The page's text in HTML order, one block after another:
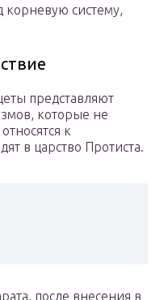
корневую систему,
представляют
которые не
к
в царство Протиста.
после внесения в